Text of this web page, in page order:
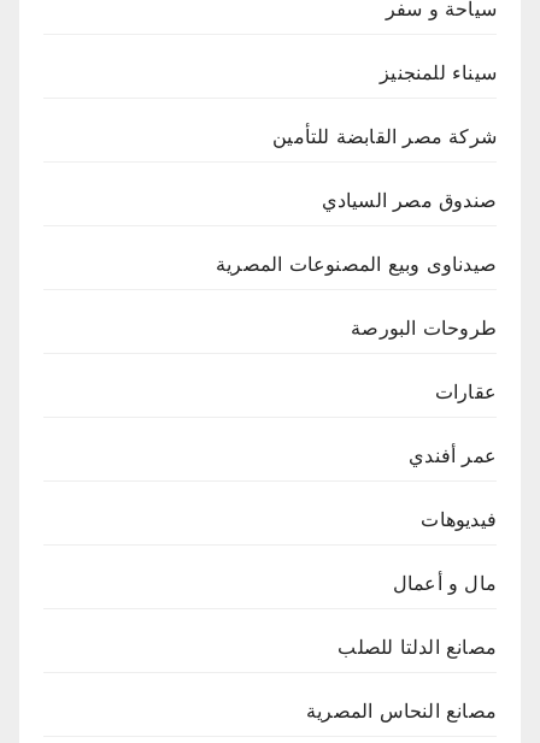
سياحة و سفر
سيناء للمنجنيز
شركة مصر القابضة للتأمين
صندوق مصر السيادي
صيدناوى وبيع المصنوعات المصرية
طروحات البورصة
عقارات
عمر أفندي
فيديوهات
مال و أعمال
مصانع الدلتا للصلب
مصانع النحاس المصرية